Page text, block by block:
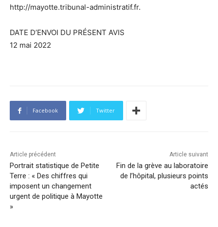
http://mayotte.tribunal-administratif.fr.
DATE D’ENVOI DU PRÉSENT AVIS
12 mai 2022
Facebook Twitter
Article précédent
Portrait statistique de Petite
Terre : « Des chiffres qui
imposent un changement
urgent de politique à Mayotte
»
Article suivant
Fin de la grève au laboratoire
de l’hôpital, plusieurs points
actés